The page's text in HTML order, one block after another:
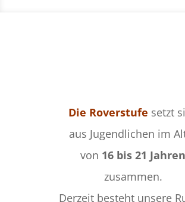
Die Roverstufe setzt
aus Jugendlichen im
von 16 bis 21 Jahren
zusammen.
Derzeit besteht unsere